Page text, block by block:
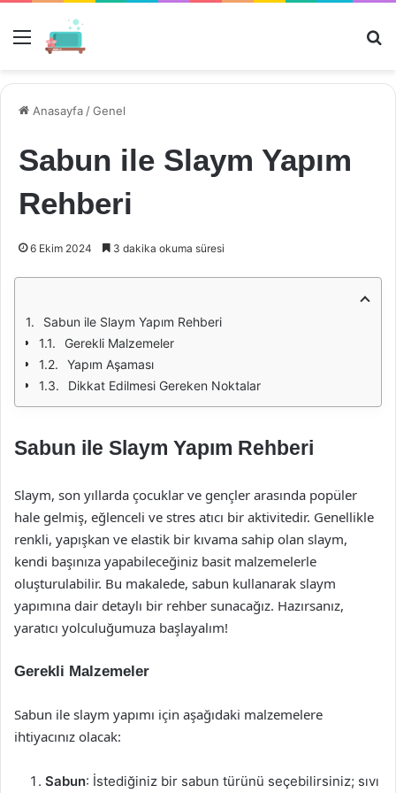
Menü
Anasayfa /Genel
Sabun ile Slaym Yapım
Rehberi
6 Ekim 2024 3 dakika okuma süresi
Sabun ile Slaym Yapım Rehberi
Gerekli Malzemeler
Yapım Aşaması
Dikkat Edilmesi Gereken Noktalar
Sabun ile Slaym Yapım Rehberi
Slaym, son yıllarda çocuklar ve gençler arasında popüler
hale gelmiş, eğlenceli ve stres atıcı bir aktivitedir. Genellikle
renkli, yapışkan ve elastik bir kıvama sahip olan slaym,
kendi başınıza yapabileceğiniz basit malzemelerle
oluşturulabilir. Bu makalede, sabun kullanarak slaym
yapımına dair detaylı bir rehber sunacağız. Hazırsanız,
yaratıcı yolculuğumuza başlayalım!
Gerekli Malzemeler
Sabun ile slaym yapımı için aşağıdaki malzemelere
ihtiyacınız olacak:
Sabun: İstediğiniz bir sabun türünü seçebilirsiniz; sıvı